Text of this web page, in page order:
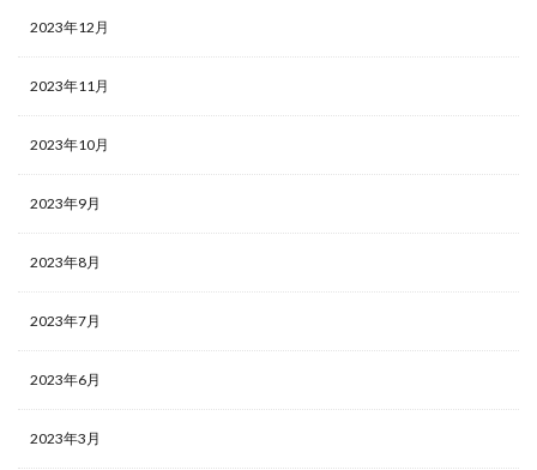
2023年12月
2023年11月
2023年10月
2023年9月
2023年8月
2023年7月
2023年6月
2023年3月